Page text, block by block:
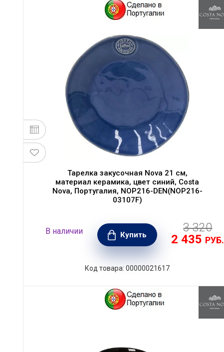
Тарелка закусочная Nova 21 см,
материал керамика, цвет синий, Costa
Nova, Португалия, NOP216-DEN(NOP216-
03107F)
В наличии Купить
3 320
2 435 РУБ.
Код товара: 00000021617